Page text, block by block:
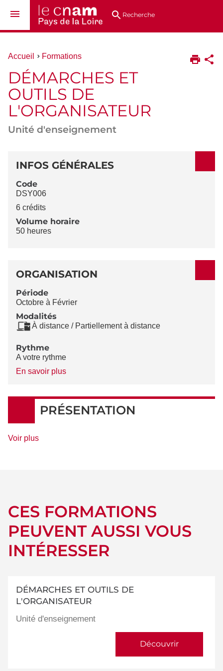
au
directsRecherche
Vous
ici :
Accueil Formations
DÉMARCHES ET
OUTILS DE
L'ORGANISATEUR
Unité d'enseignement
DÉTAILS
INFOS GÉNÉRALES
Code
DSY006
6 crédits
Volume horaire
50 heures
ORGANISATION
Période
Octobre à Février
Modalités
À distance / Partiellement à distance
Rythme
A votre rythme
En savoir plusà
Rythme
PRÉSENTATION
Voir plusde
CES FORMATIONS
PEUVENT AUSSI VOUS
INTÉRESSER
DÉMARCHES ET OUTILS DE
L'ORGANISATEUR
Unité d'enseignement
Découvrir